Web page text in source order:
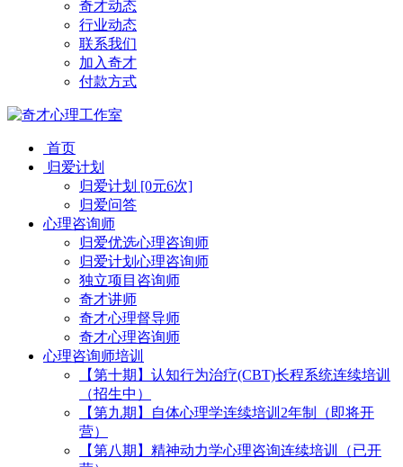
奇才动态
行业动态
联系我们
加入奇才
付款方式
首页
归爱计划
归爱计划 [0元6次]
归爱问答
心理咨询师
归爱优选心理咨询师
归爱计划心理咨询师
独立项目咨询师
奇才讲师
奇才心理督导师
奇才心理咨询师
心理咨询师培训
【第十期】认知行为治疗(CBT)长程系统连续培训
（招生中）
【第九期】自体心理学连续培训2年制（即将开
营）
【第八期】精神动力学心理咨询连续培训（已开